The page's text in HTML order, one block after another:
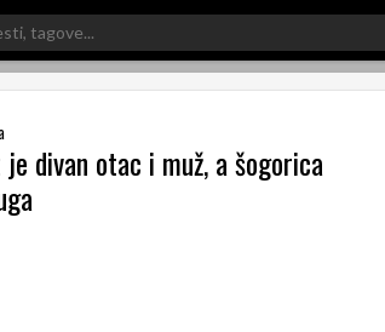
divan otac i muž, a šogorica